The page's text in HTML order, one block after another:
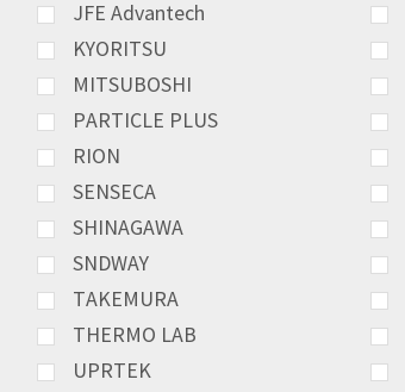
JFE Advantech
KYORITSU
MITSUBOSHI
PARTICLE PLUS
RION
SENSECA
SHINAGAWA
SNDWAY
TAKEMURA
THERMO LAB
UPRTEK